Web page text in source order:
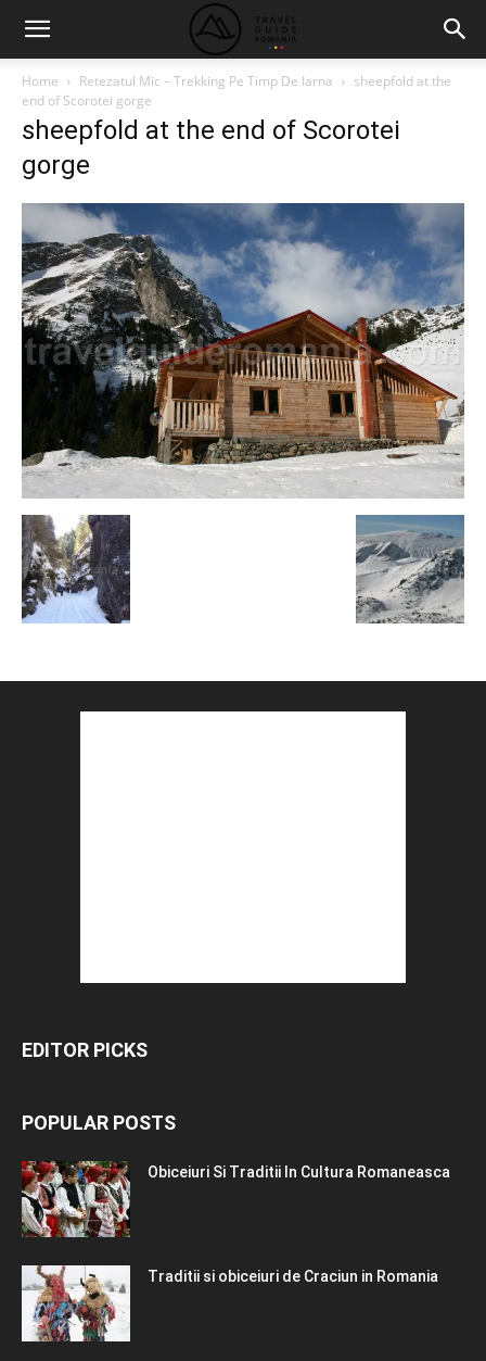
Home Retezatul Mic – Trekking Pe Timp De Iarna
sheepfold at the
end of Scorotei gorge
sheepfold at the end of Scorotei
gorge
EDITOR PICKS
POPULAR POSTS
Obiceiuri Si Traditii In Cultura Romaneasca
Traditii si obiceiuri de Craciun in Romania